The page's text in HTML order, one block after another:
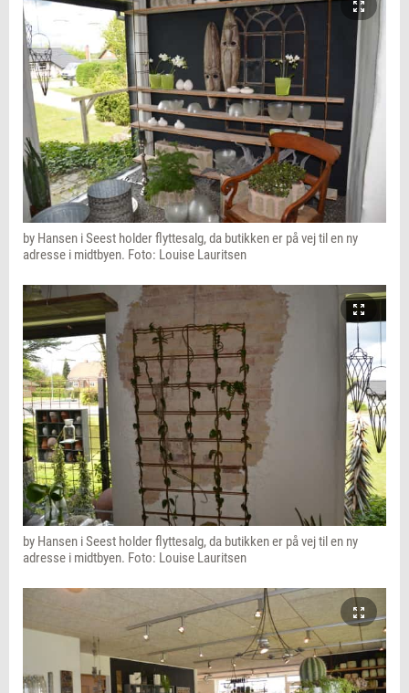
by Hansen i Seest holder flyttesalg, da butikken er på vej til en ny
adresse i midtbyen. Foto: Louise Lauritsen
by Hansen i Seest holder flyttesalg, da butikken er på vej til en ny
adresse i midtbyen. Foto: Louise Lauritsen